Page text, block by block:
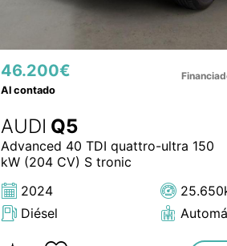
46.200€
Al contado
AUDI Q5
Advanced 40 TDI quattro-ultra 150
kW (204 CV) S tronic
2024
Diésel